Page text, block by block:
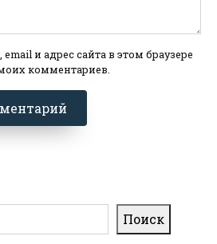
и адрес сайта в этом браузере
комментариев.
Поиск